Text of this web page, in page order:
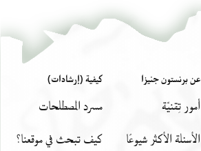
عن برنستون جنيزا
أمور تِقنيّة
الأسئلة الأكثر شيوعًا
كيفية (إرشادات)
مسرد المصطلحات
كيف تبحث في موقعنا؟